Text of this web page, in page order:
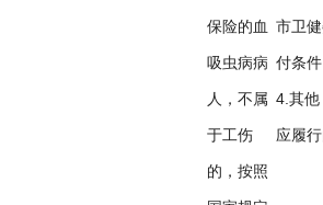
保险的血
吸虫病病
人，不属
于工伤
的，按照
市卫
付条
4.其他
应履